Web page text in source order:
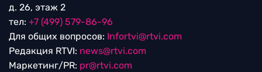
д. 26, этаж 2
тел: +7 (499) 579-86-96
Для общих вопросов: Infortvi@rtvi.com
Редакция RTVI: news@rtvi.com
Маркетинг/PR: pr@rtvi.com